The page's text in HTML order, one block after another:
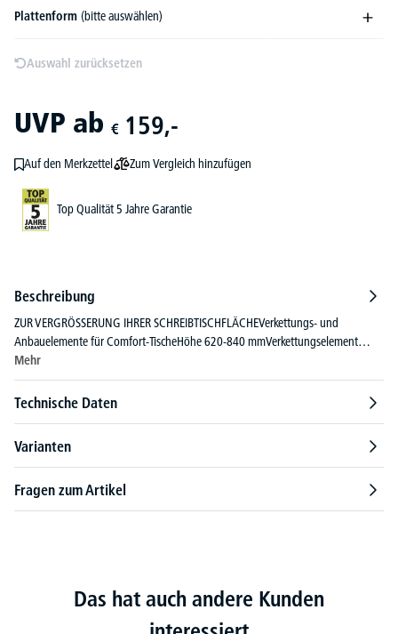
Plattenform (bitte auswählen)
Auswahl zurücksetzen
UVP ab € 159,-
Auf den Merkzettel Zum Vergleich hinzufügen
Top Qualität 5 Jahre Garantie
Beschreibung
ZUR VERGRÖSSERUNG IHRER SCHREIBTISCHFLÄCHEVerkettungs- und
Anbauelemente für Comfort-TischeHöhe 620-840 mmVerkettungselement…
Mehr
Technische Daten
Varianten
Fragen zum Artikel
Das hat auch andere Kunden